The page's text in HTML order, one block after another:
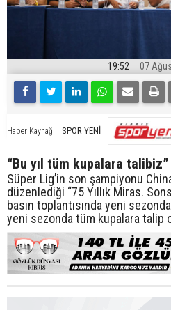
19:52 07
Haber Kaynağı SPOR YENİ
“Bu yıl tüm kupalara talibiz”
Süper Lig’in son şampiyonu
düzenlediği “75 Yıllık Miras.
basın toplantısında yeni
yeni sezonda tüm kupalara talip